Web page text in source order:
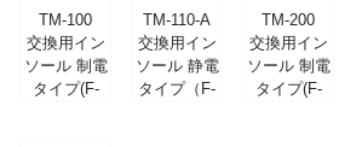
TM-100
交換用イン
ソール 制電
タイプ(F-
TM-110-A
交換用イン
ソール 静電
タイプ（F-
TM-200
交換用イン
ソール 制電
タイプ(F-